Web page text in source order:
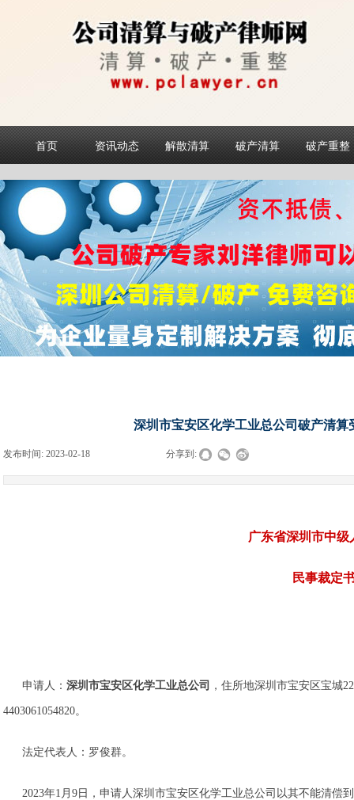
首页 资讯动态 解散清算 破产清算 破产重整
深圳市宝安区化学工业总公司破产清算
发布时间: 2023-02-18 分享到:
广东省深圳市中级
民事裁定
申请人： 深圳市宝安区化学工业总公司 ，住所地深圳市宝安区宝城
4403061054820。
法定代表人：罗俊群。
2023年1月9日，申请人深圳市宝安区化学工业总公司以其不能清偿